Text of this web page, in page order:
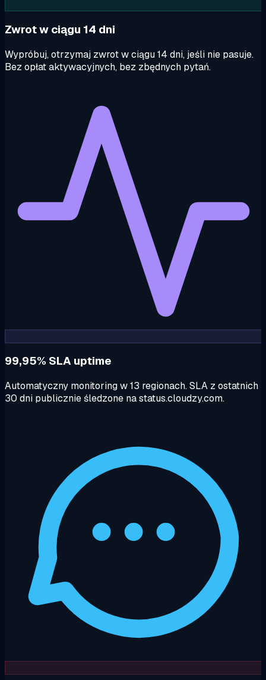
Zwrot w ciągu 14 dni
Wypróbuj, otrzymaj zwrot w ciągu 14 dni, jeśli nie pasuje.
Bez opłat aktywacyjnych, bez zbędnych pytań.
99,95% SLA uptime
Automatyczny monitoring w 13 regionach. SLA z ostatnich
30 dni publicznie śledzone na status.cloudzy.com.